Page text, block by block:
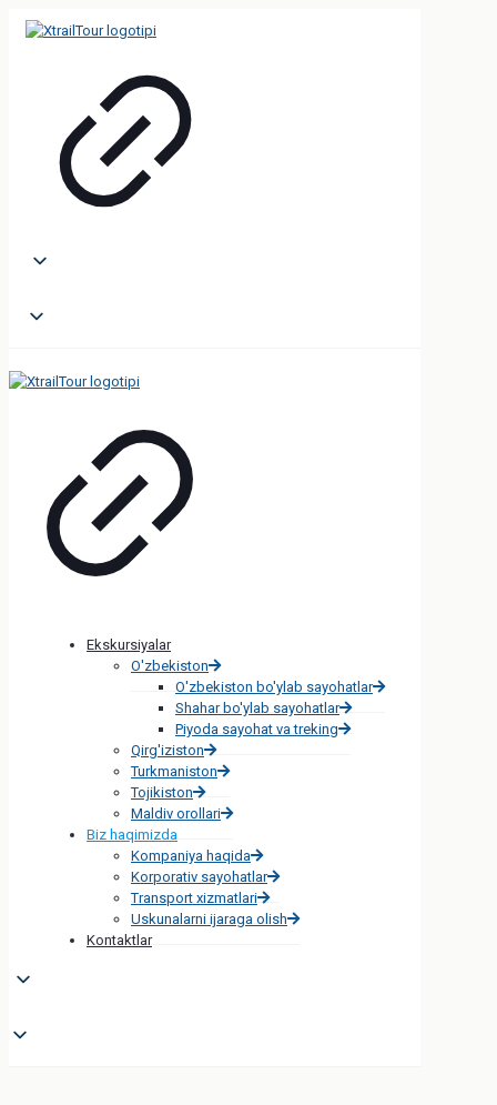
Ekskursiyalar
O'zbekiston
O'zbekiston bo'ylab sayohatlar
Shahar bo'ylab sayohatlar
Piyoda sayohat va treking
Qirg'iziston
Turkmaniston
Tojikiston
Maldiv orollari
Biz haqimizda
Kompaniya haqida
Korporativ sayohatlar
Transport xizmatlari
Uskunalarni ijaraga olish
Kontaktlar